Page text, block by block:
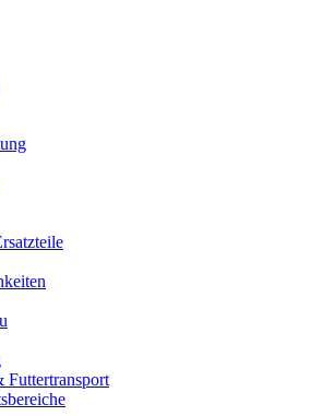
Futtertransport